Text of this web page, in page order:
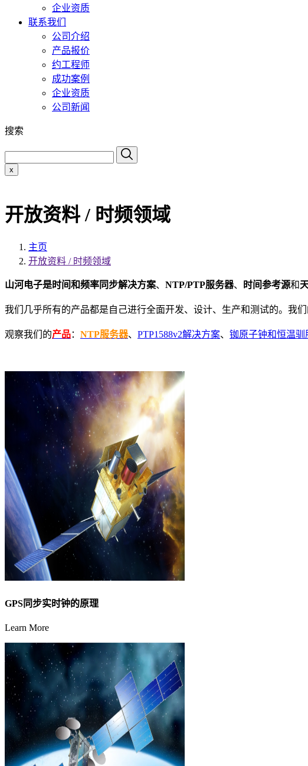
企业资质
联系我们
公司介绍
产品报价
约工程师
成功案例
企业资质
公司新闻
搜索
x
开放资料 / 时频领域
主页
开放资料 / 时频领域
山河电子是时间和频率同步解决方案、 NTP/PTP服务器、 时间参考源和
我们几乎所有的产品都是自己进行全面开发、设计、生产和测试的。我
观察我们的产品： NTP服务器、 PTP1588v2解决方案、 铷原子钟和恒温驯
GPS同步实时钟的原理
Learn More